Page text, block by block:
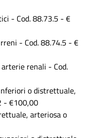
- Cod. 88.73.5 - €
- Cod. 88.74.5 - €
renali - Cod.
o distrettuale,
- €100,00
arteriosa o